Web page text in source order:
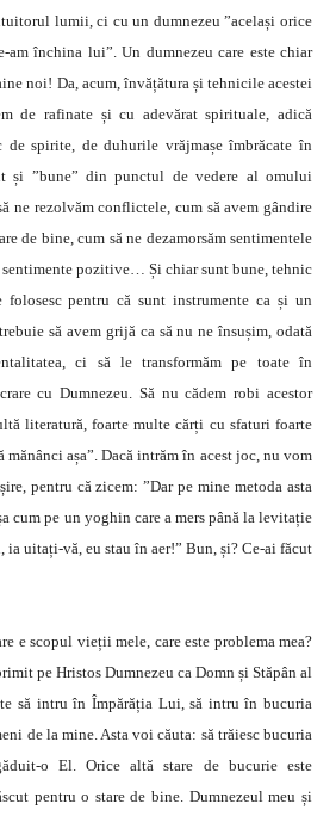
lumii, ci cu un dumnezeu ”același orice
am închina lui”. Un dumnezeu care este chiar
noi! Da, acum, învățătura și tehnicile acestei
de rafinate și cu adevărat spirituale, adică
de spirite, de duhurile vrăjmașe îmbrăcate în
și ”bune” din punctul de vedere al omului
ne rezolvăm conflictele, cum să avem gândire
de bine, cum să ne dezamorsăm sentimentele
pozitive… Și chiar sunt bune, tehnic
pentru că sunt instrumente ca și un
să avem grijă ca să nu ne însușim, odată
ci să le transformăm pe toate în
cu Dumnezeu. Să nu cădem robi acestor
literatură, foarte multe cărți cu sfaturi foarte
mănânci așa”. Dacă intrăm în acest joc, nu vom
pentru că zicem: ”Dar pe mine metoda asta
cum pe un yoghin care a mers până la levitație
ia uitați-vă, eu stau în aer!” Bun, și? Ce-ai făcut
e scopul vieții mele, care este problema mea?
pe Hristos Dumnezeu ca Domn și Stăpân al
să intru în Împărăția Lui, să intru în bucuria
de la mine. Asta voi căuta: să trăiesc bucuria
o El. Orice altă stare de bucurie este
pentru o stare de bine. Dumnezeul meu și